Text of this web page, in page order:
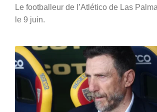
Le footballeur de l’Atlético de Las
le 9 juin.